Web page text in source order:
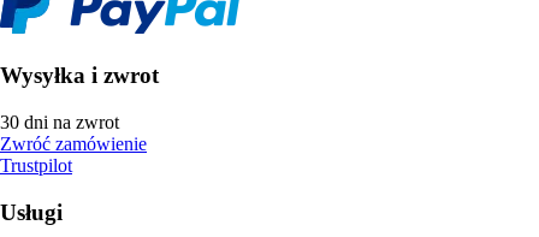
Wysyłka i zwrot
30 dni na zwrot
Zwróć zamówienie
Trustpilot
Usługi